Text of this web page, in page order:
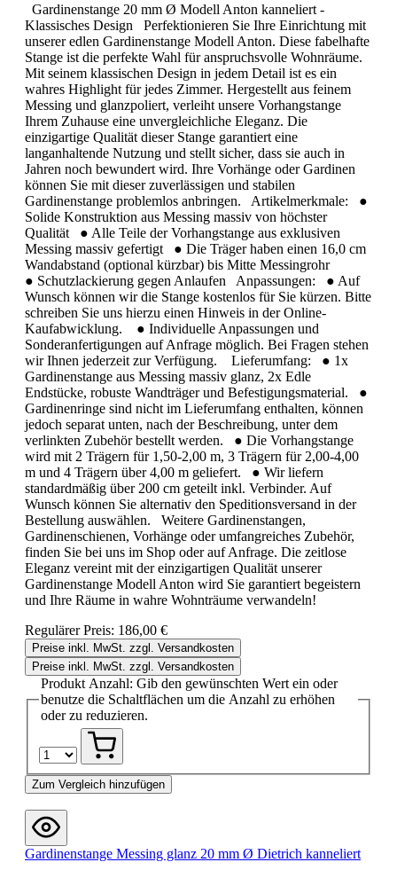
Gardinenstange 20 mm Ø Modell Anton kanneliert -
Klassisches Design Perfektionieren Sie Ihre Einrichtung mit
unserer edlen Gardinenstange Modell Anton. Diese fabelhafte
Stange ist die perfekte Wahl für anspruchsvolle Wohnräume.
Mit seinem klassischen Design in jedem Detail ist es ein
wahres Highlight für jedes Zimmer. Hergestellt aus feinem
Messing und glanzpoliert, verleiht unsere Vorhangstange
Ihrem Zuhause eine unvergleichliche Eleganz. Die
einzigartige Qualität dieser Stange garantiert eine
langanhaltende Nutzung und stellt sicher, dass sie auch in
Jahren noch bewundert wird. Ihre Vorhänge oder Gardinen
können Sie mit dieser zuverlässigen und stabilen
Gardinenstange problemlos anbringen. Artikelmerkmale: ●
Solide Konstruktion aus Messing massiv von höchster
Qualität ● Alle Teile der Vorhangstange aus exklusiven
Messing massiv gefertigt ● Die Träger haben einen 16,0 cm
Wandabstand (optional kürzbar) bis Mitte Messingrohr
● Schutzlackierung gegen Anlaufen Anpassungen: ● Auf
Wunsch können wir die Stange kostenlos für Sie kürzen. Bitte
schreiben Sie uns hierzu einen Hinweis in der Online-
Kaufabwicklung. ● Individuelle Anpassungen und
Sonderanfertigungen auf Anfrage möglich. Bei Fragen stehen
wir Ihnen jederzeit zur Verfügung. Lieferumfang: ● 1x
Gardinenstange aus Messing massiv glanz, 2x Edle
Endstücke, robuste Wandträger und Befestigungsmaterial. ●
Gardinenringe sind nicht im Lieferumfang enthalten, können
jedoch separat unten, nach der Beschreibung, unter dem
verlinkten Zubehör bestellt werden. ● Die Vorhangstange
wird mit 2 Trägern für 1,50-2,00 m, 3 Trägern für 2,00-4,00
m und 4 Trägern über 4,00 m geliefert. ● Wir liefern
standardmäßig über 200 cm geteilt inkl. Verbinder. Auf
Wunsch können Sie alternativ den Speditionsversand in der
Bestellung auswählen. Weitere Gardinenstangen,
Gardinenschienen, Vorhänge oder umfangreiches Zubehör,
finden Sie bei uns im Shop oder auf Anfrage. Die zeitlose
Eleganz vereint mit der einzigartigen Qualität unserer
Gardinenstange Modell Anton wird Sie garantiert begeistern
und Ihre Räume in wahre Wohnträume verwandeln!
Regulärer Preis: 186,00 €
Preise inkl. MwSt. zzgl. Versandkosten
Preise inkl. MwSt. zzgl. Versandkosten
Produkt Anzahl: Gib den gewünschten Wert ein oder
benutze die Schaltflächen um die Anzahl zu erhöhen
oder zu reduzieren.
Zum Vergleich hinzufügen
Gardinenstange Messing glanz 20 mm Ø Dietrich kanneliert